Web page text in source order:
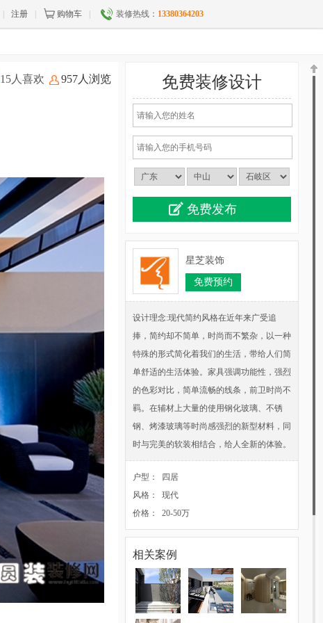
注册 购物车 装修热线： 13380364203
免费装修设计
星芝装饰
免费预约
设计理念:现代简约风格在近年来广受追
捧，简约却不简单，时尚而不繁杂，以一种
特殊的形式简化着我们的生活，带给人们简
单舒适的生活体验。家具强调功能性，强烈
的色彩对比，简单流畅的线条，前卫时尚不
羁。在辅材上大量的使用钢化玻璃、不锈
钢、烤漆玻璃等时尚感强烈的新型材料，同
时与完美的软装相结合，给人全新的体验。
户型： 四居
风格： 现代
价格： 20-50万
相关案例
15人喜欢 957人浏览